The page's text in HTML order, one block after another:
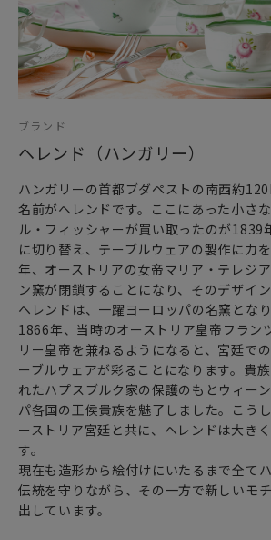
ブランド
ヘレンド（ハンガリー）
ハンガリーの首都ブダペストの南西約
名前がヘレンドです。ここにあった小さ
ル・フィッシャーが買い取ったのが1839
に切り替え、テーブルウェアの製作に力
年、オーストリアの女帝マリア・テレジ
ン窯が閉鎖することになり、そのデザイ
ヘレンドは、一躍ヨーロッパの名窯となり
1866年、当時のオーストリア皇帝フラン
リー皇帝を兼ねるようになると、宮廷で
ーブルウェアが彩ることになります。貴
れたハプスブルク家の保護のもとウィー
パ各国の王侯貴族を魅了しました。こう
ーストリア宮廷と共に、ヘレンドは大き
す。
現在も造形から絵付けにいたるまで全て
伝統を守りながら、その一方で新しいモ
出しています。